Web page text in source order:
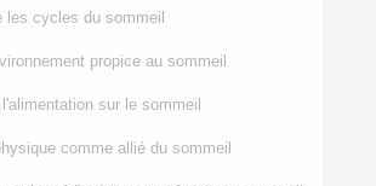
les cycles du sommeil
propice au sommeil
sur le sommeil
comme allié du sommeil